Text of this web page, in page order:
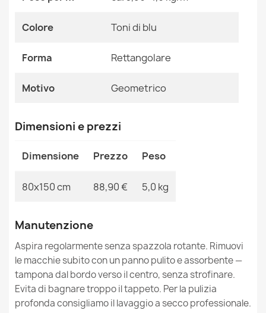
Tappeto ACRILICO VALENCIA ORNAMENT grigio chiaro /
88,90 €
avorio
Tappeto FEEL SPINA DI PESCE marrone scuro / beige /
crema / grigio
41,90 €
Ean13
2000000112671
MPN Kabis_13251
Colore Toni di blu
Forma Rettangolare
Motivo Geometrico
Dimensioni e prezzi
Dimensione Prezzo Peso
80x150 cm 88,90 € 5,0 kg
Manutenzione
Aspira regolarmente senza spazzola rotante. Rimuovi
le macchie subito con un panno pulito e assorbente —
tampona dal bordo verso il centro, senza strofinare.
Evita di bagnare troppo il tappeto. Per la pulizia
profonda consigliamo il lavaggio a secco professionale.